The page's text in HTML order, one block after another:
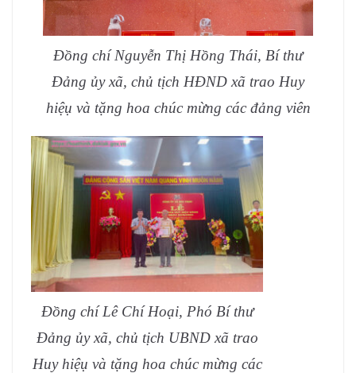
Đồng chí Nguyễn Thị Hồng Thái, Bí thư
Đảng ủy xã, chủ tịch HĐND xã trao Huy
hiệụ và tặng hoa chúc mừng các đảng viên
Đồng chí Lê Chí Hoại, Phó Bí thư
Đảng ủy xã, chủ tịch UBND xã trao
Huy hiệụ và tặng hoa chúc mừng các